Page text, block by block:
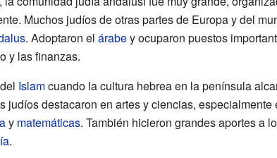
Muchos judíos de otras partes de Europa y del
. Adoptaron el árabey ocuparon puestos
y las finanzas.
Islamcuando la cultura hebrea en la península
judíos destacaron en artes y ciencias, especialmente
y matemáticas. También hicieron grandes aportes a
.